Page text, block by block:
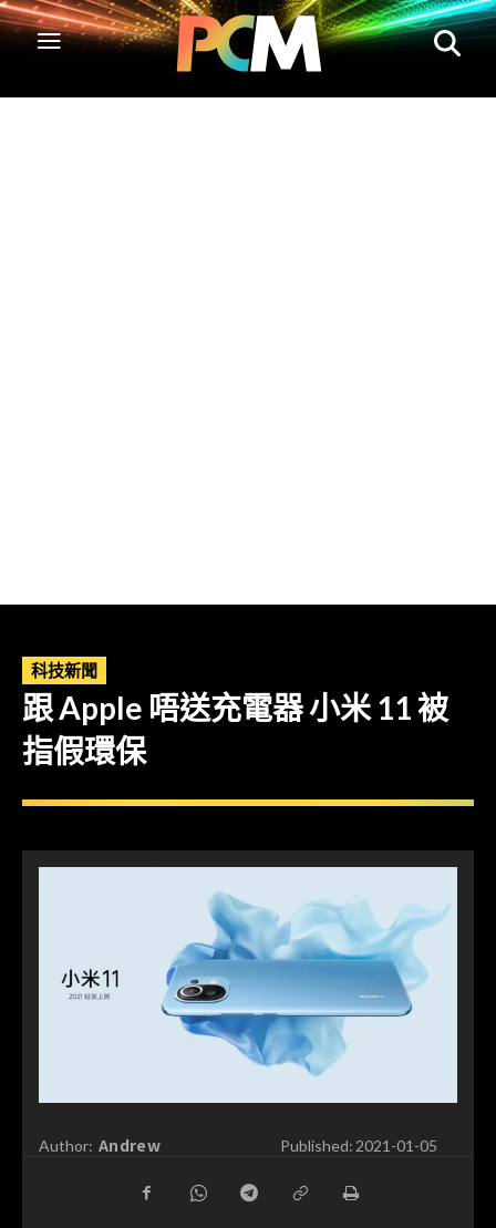
科技新聞
跟 Apple 唔送充電器 小米 11 被
指假環保
Author: Andrew Published: 2021-01-05